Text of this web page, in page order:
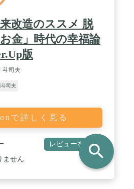
改造のススメ 脱
お金」時代の幸福論
版
斗司夫
斗司夫
で詳しく見る
レビューを書く
ません search